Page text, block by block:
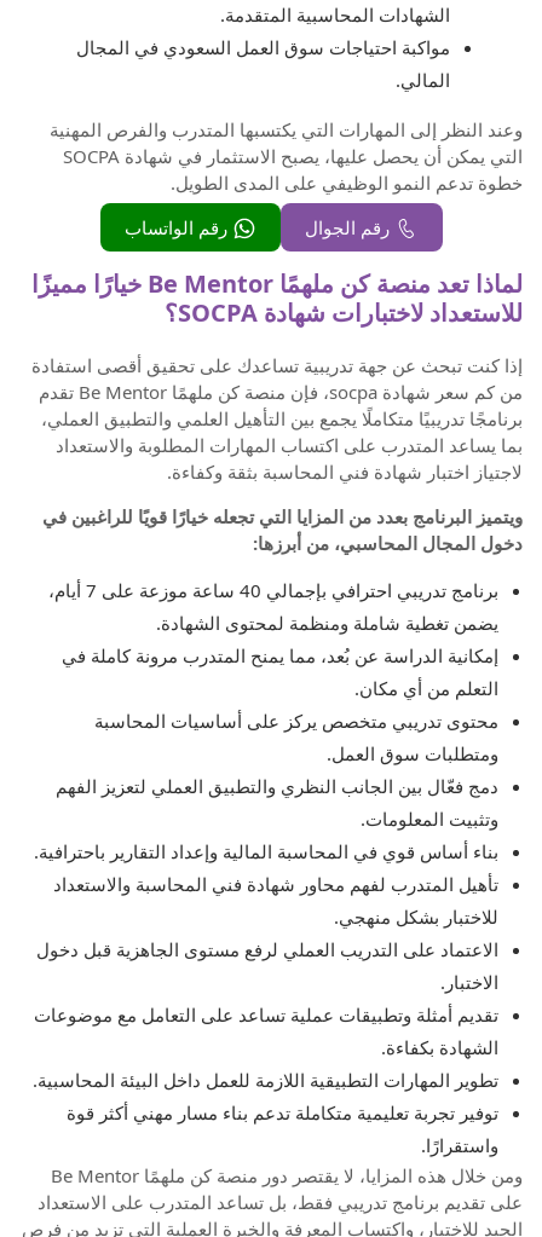
الشهادات المحاسبية المتقدمة.
مواكبة احتياجات سوق العمل السعودي في المجال
المالي.
وعند النظر إلى المهارات التي يكتسبها المتدرب والفرص المهنية
التي يمكن أن يحصل عليها، يصبح الاستثمار في شهادة SOCPA
خطوة تدعم النمو الوظيفي على المدى الطويل.
رقم الجوال
رقم الواتساب
لماذا تعد منصة كن ملهمًا Be Mentor خيارًا مميزًا
للاستعداد لاختبارات شهادة SOCPA؟
إذا كنت تبحث عن جهة تدريبية تساعدك على تحقيق أقصى استفادة
من كم سعر شهادة socpa، فإن منصة كن ملهمًا Be Mentor تقدم
برنامجًا تدريبيًا متكاملًا يجمع بين التأهيل العلمي والتطبيق العملي،
بما يساعد المتدرب على اكتساب المهارات المطلوبة والاستعداد
لاجتياز اختبار شهادة فني المحاسبة بثقة وكفاءة.
ويتميز البرنامج بعدد من المزايا التي تجعله خيارًا قويًا للراغبين في
دخول المجال المحاسبي، من أبرزها:
برنامج تدريبي احترافي بإجمالي 40 ساعة موزعة على 7 أيام،
يضمن تغطية شاملة ومنظمة لمحتوى الشهادة.
إمكانية الدراسة عن بُعد، مما يمنح المتدرب مرونة كاملة في
التعلم من أي مكان.
محتوى تدريبي متخصص يركز على أساسيات المحاسبة
ومتطلبات سوق العمل.
دمج فعّال بين الجانب النظري والتطبيق العملي لتعزيز الفهم
وتثبيت المعلومات.
بناء أساس قوي في المحاسبة المالية وإعداد التقارير باحترافية.
تأهيل المتدرب لفهم محاور شهادة فني المحاسبة والاستعداد
للاختبار بشكل منهجي.
الاعتماد على التدريب العملي لرفع مستوى الجاهزية قبل دخول
الاختبار.
تقديم أمثلة وتطبيقات عملية تساعد على التعامل مع موضوعات
الشهادة بكفاءة.
تطوير المهارات التطبيقية اللازمة للعمل داخل البيئة المحاسبية.
توفير تجربة تعليمية متكاملة تدعم بناء مسار مهني أكثر قوة
واستقرارًا.
ومن خلال هذه المزايا، لا يقتصر دور منصة كن ملهمًا Be Mentor
على تقديم برنامج تدريبي فقط، بل تساعد المتدرب على الاستعداد
الجيد للاختبار، واكتساب المعرفة والخبرة العملية التي تزيد من فرص